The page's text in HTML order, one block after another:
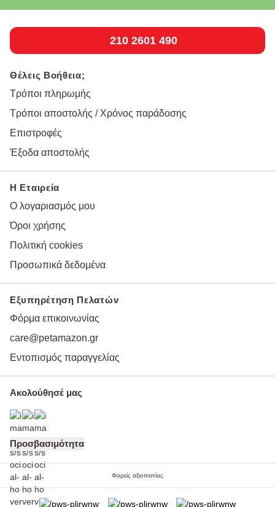
210 2601 490
Θέλεις Βοήθεια;
Τρόποι πληρωμής
Τρόποι αποστολής / Χρόνος παράδοσης
Επιστροφές
Έξοδα αποστολής
Η Εταιρεία
Ο λογαριασμός μου
Όροι χρήσης
Πολιτική cookies
Προσωπικά δεδομένα
Εξυπηρέτηση Πελατών
Φόρμα επικοινωνίας
care@petamazon.gr
Εντοπισμός παραγγελίας
Ακολούθησέ μας
Προσβασιμότητα
Φορείς αξιοπιστίας